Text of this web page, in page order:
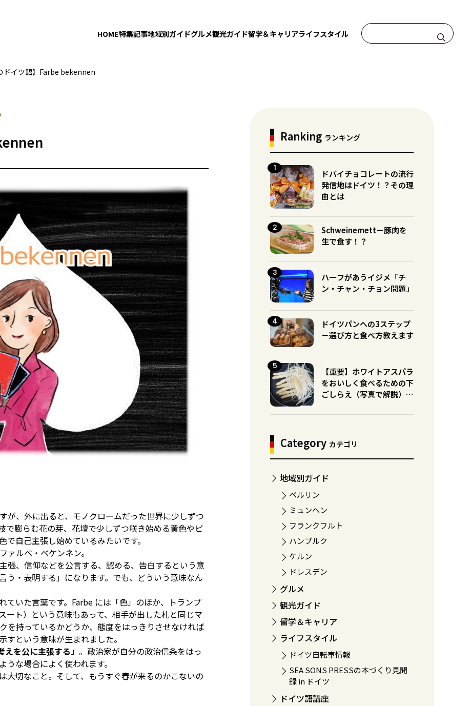
HOME特集記事地域別ガイドグルメ観光ガイド留学＆キャリアライフスタイル
ドイツ語】Farbe bekennen
が、外に出ると、モノクロームだった世界に少しずつ
で膨らむ花の芽、花壇で少しずつ咲き始める黄色やピ
自己主張し始めているみたいです。
ァルベ・ベケンネン。
張、信仰などを公言する、認める、告白するという意
う・表明する」になります。でも、どういう意味なん
ていた言葉です。Farbe には「色」のほか、トランプ
ート）という意味もあって、相手が出した札と同じマ
を持っているかどうか、態度をはっきりさせなければ
という意味が生まれました。
えを公に主張する」 。政治家が自分の政治信条をはっ
な場合によく使われます。
大切なこと。そして、もうすぐ春が来るのかこないの
Ranking ランキング
ドバイチョコレートの流行
発信地はドイツ！？その理
由とは
Schweinemett－豚肉を
生で食す！？
ハーフがあうイジメ「チ
ン・チャン・チョン問題」
ドイツパンへの3ステップ
－選び方と食べ方教えます
【重要】ホワイトアスパラ
をおいしく食べるための下
ごしらえ（写真で解説）※
Category カテゴリ
地域別ガイド
ベルリン
ミュンヘン
フランクフルト
ハンブルク
ケルン
ドレスデン
グルメ
観光ガイド
留学＆キャリア
ライフスタイル
ドイツ自転車情報
SEA SONS PRESSの本づくり見聞
録 in ドイツ
ドイツ語講座